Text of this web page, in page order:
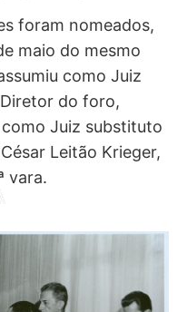
foram nomeados,
maio do mesmo
como Juiz
do foro,
Juiz substituto
Leitão Krieger,